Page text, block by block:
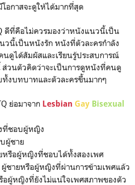
อกาสจะดูให้ได้มากที่สุด
ดีที่คือไม่ควรมองว่าหนังแนวนี้เป็น
วนี้เป็นหนังรัก หนังที่ตัวละครกำลัง
นดูได้สัมผัสและเรียนรู้ประสบการณ์
วนตัวคิดว่าจะเป็นการดูหนังที่คนดู
งบทบาทและตัวละครขึ้นมากๆ
ย่อมาจาก Lesbian Gay Bisexual
ที่ชอบผู้หญิง
ผู้ชาย
หรือผู้หญิงที่ชอบได้ทั้งสองเพศ
ผู้ชายหรือผู้หญิงที่ผ่านการข้ามเพศแล้ว
อผู้หญิงที่ยังไม่แน่ใจเพศสภาพของตัว